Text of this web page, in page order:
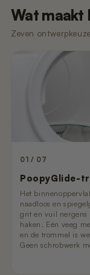
Wat maakt
Zeven
01 / 07
PoopyGlide-
Het
naadloos en
grit en vuil nergens
haken. Eén veeg
en de trommel is
Geen schrobwerk